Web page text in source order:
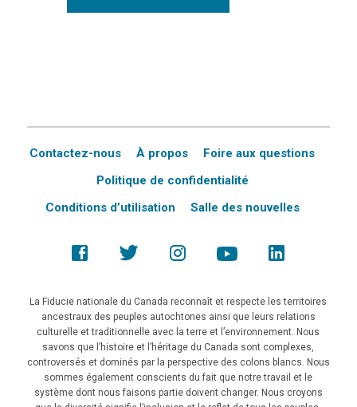
Contactez-nous À propos
Foire aux questions
Politique de confidentialité
Conditions d’utilisation
Salle des nouvelles
La Fiducie nationale du Canada reconnaît et respecte les territoires
ancestraux des peuples autochtones ainsi que leurs relations
culturelle et traditionnelle avec la terre et l’environnement. Nous
savons que l’histoire et l’héritage du Canada sont complexes,
controversés et dominés par la perspective des colons blancs. Nous
sommes également conscients du fait que notre travail et le
système dont nous faisons partie doivent changer. Nous croyons